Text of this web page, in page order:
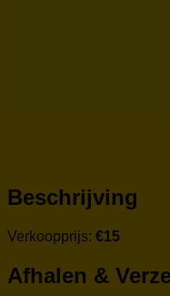
Beschrijving
Verkoopprijs: €15
Afhalen &